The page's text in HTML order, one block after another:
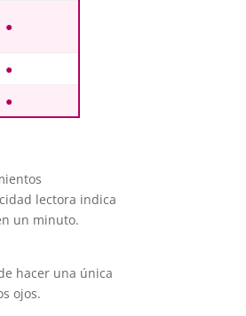
●
●
●
lectora indica
un minuto.
hacer una única
ojos.